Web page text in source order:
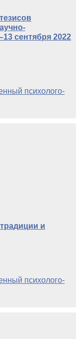
сентября 2022
психолого-
и
психолого-